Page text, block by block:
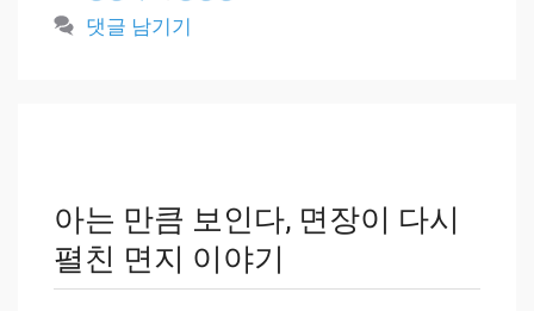
고
리
그
댓글 남기기
아는 만큼 보인다, 면장이 다시
펼친 면지 이야기